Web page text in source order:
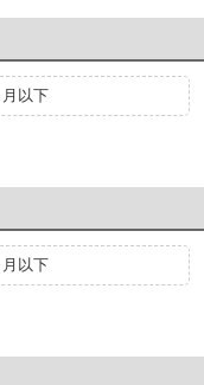
月以下
月以下